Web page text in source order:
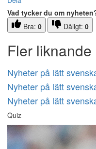
Vad tycker du om
Bra: 0 Dåligt: 0
Fler
Nyheter på lätt
Nyheter på lätt
Nyheter på lätt
Quiz